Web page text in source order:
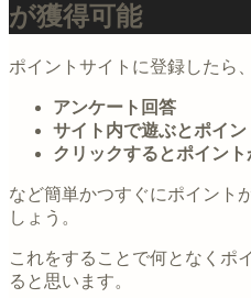
が獲得可能
ポイントサイトに登録したら
アンケート回答
サイト内で遊ぶとポイ
クリックするとポイン
など簡単かつすぐにポイント
しょう。
これをすることで何となくポ
ると思います。